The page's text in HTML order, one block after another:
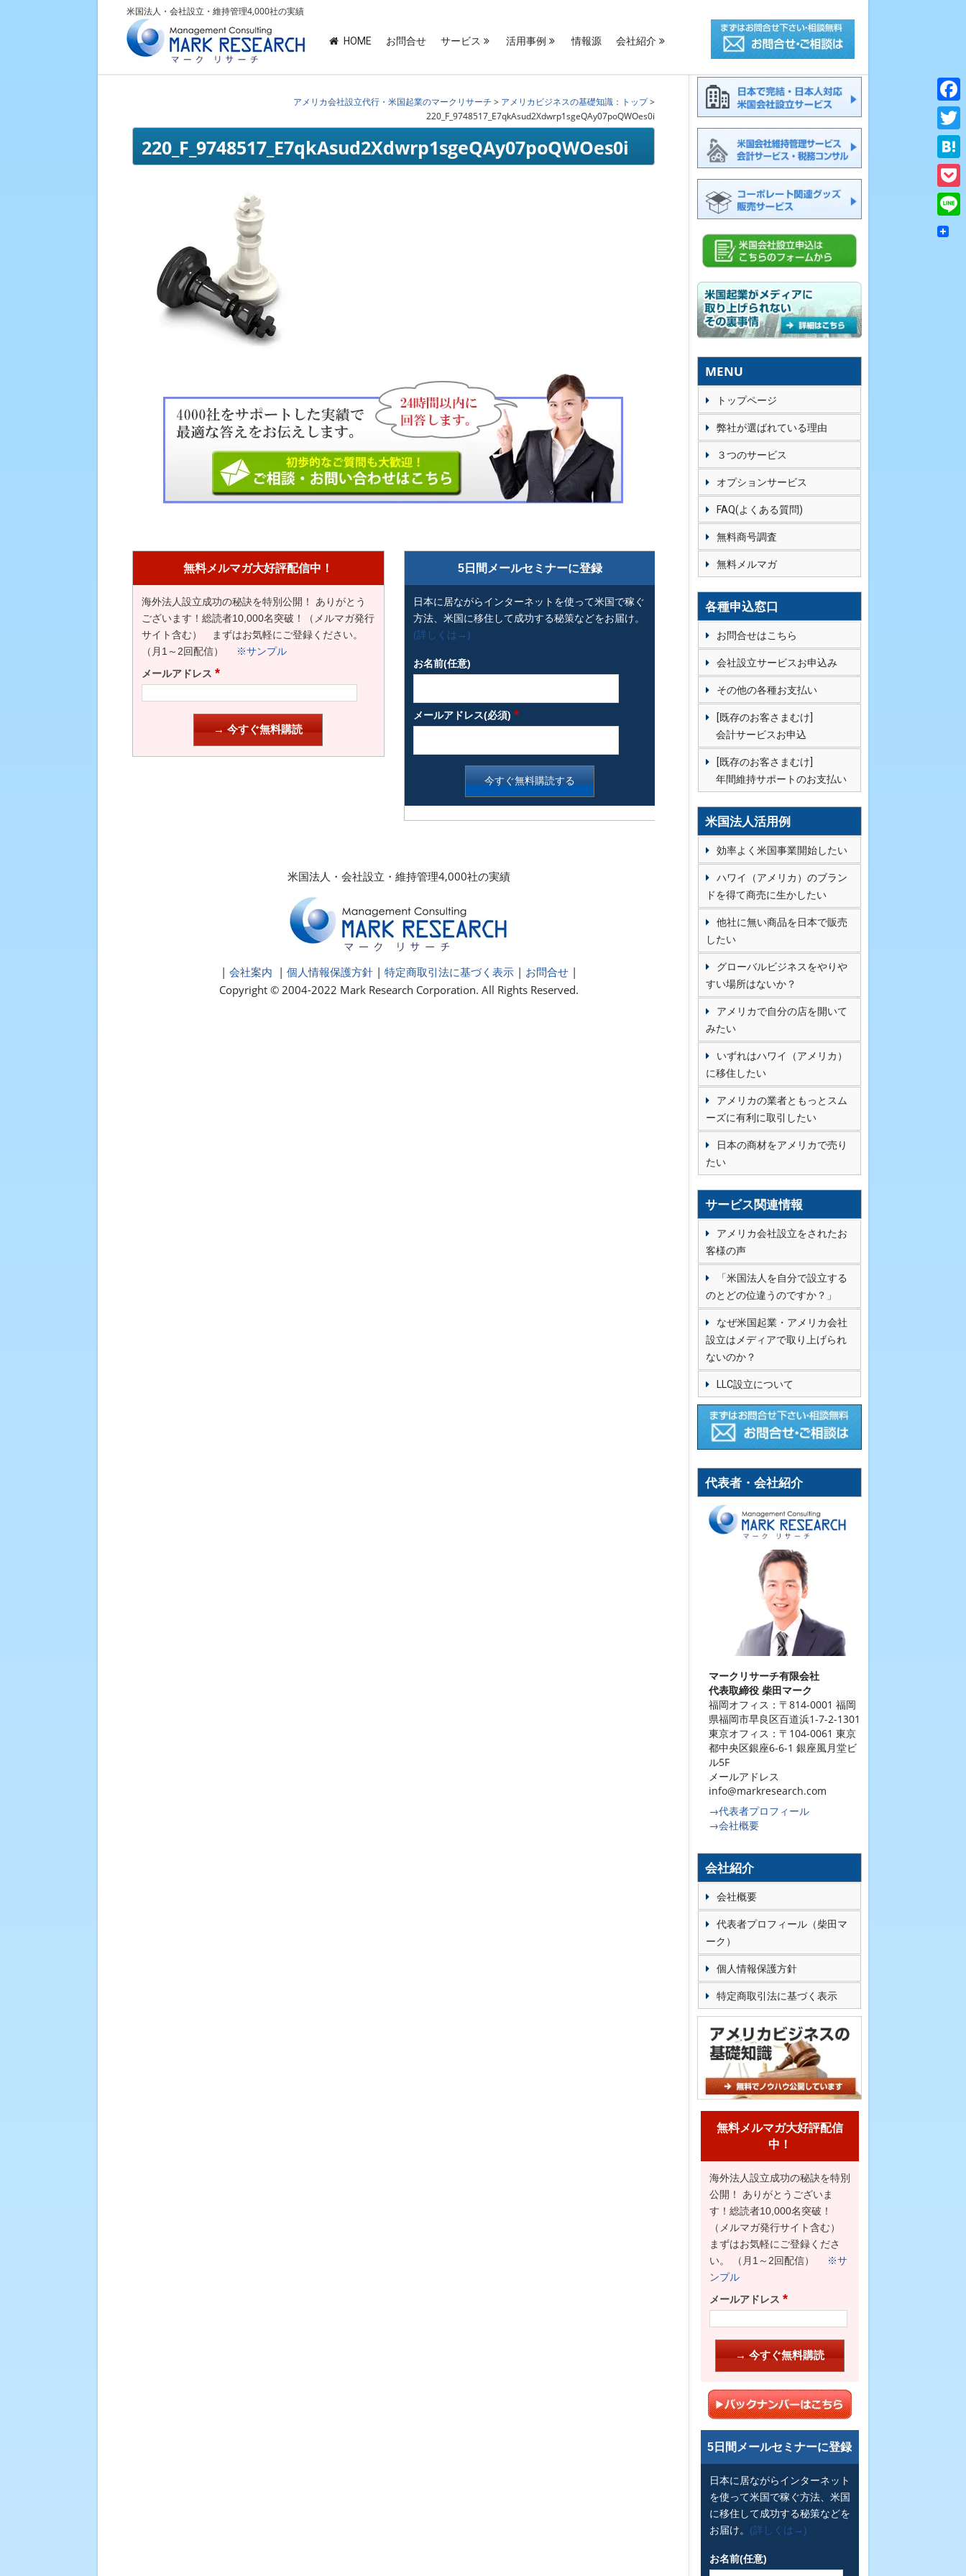
米国法人・会社設立・維持管理4,000社の実績
HOME お問合せ サービス 活用事例 情報源 会社紹介
アメリカ会社設立代行・米国起業のマークリサーチ > アメリカビジネスの基礎知識：トップ>
220_F_9748517_E7qkAsud2Xdwrp1sgeQAy07poQWOes0i
220_F_9748517_E7qkAsud2Xdwrp1sgeQAy07poQWOes0i
無料メルマガ大好評配信中！
海外法人設立成功の秘訣を特別公開！ ありがとう
ございます！総読者10,000名突破！（メルマガ発行
サイト含む） まずはお気軽にご登録ください。
（月1～2回配信）
※サンプル
メールアドレス *
5日間メールセミナーに登録
日本に居ながらインターネットを使って米国で稼ぐ
方法、米国に移住して成功する秘策などをお届け。
(詳しくは→)
お名前(任意)
メールアドレス(必須) *
米国法人・会社設立・維持管理4,000社の実績
|会社案内 | 個人情報保護方針 | 特定商取引法に基づく表示 | お問合せ |
Copyright © 2004-2022 Mark Research Corporation. All Rights Reserved.
MENU
トップページ
弊社が選ばれている理由
３つのサービス
オプションサービス
FAQ(よくある質問)
無料商号調査
無料メルマガ
各種申込窓口
お問合せはこちら
会社設立サービスお申込み
その他の各種お支払い
[既存のお客さまむけ]
会計サービスお申込
[既存のお客さまむけ]
年間維持サポートのお支払い
米国法人活用例
効率よく米国事業開始したい
ハワイ（アメリカ）のブラン
ドを得て商売に生かしたい
他社に無い商品を日本で販売
したい
グローバルビジネスをやりや
すい場所はないか？
アメリカで自分の店を開いて
みたい
いずれはハワイ（アメリカ）
に移住したい
アメリカの業者ともっとスム
ーズに有利に取引したい
日本の商材をアメリカで売り
たい
サービス関連情報
アメリカ会社設立をされたお
客様の声
「米国法人を自分で設立する
のとどの位違うのですか？」
なぜ米国起業・アメリカ会社
設立はメディアで取り上げられ
ないのか？
LLC設立について
代表者・会社紹介
マークリサーチ有限会社
代表取締役 柴田マーク
福岡オフィス：〒814-0001 福岡
県福岡市早良区百道浜1-7-2-1301
東京オフィス：〒104-0061 東京
都中央区銀座6-6-1 銀座風月堂ビ
ル5F
メールアドレス
info@markresearch.com
→代表者プロフィール
→会社概要
会社紹介
会社概要
代表者プロフィール（柴田マ
ーク）
個人情報保護方針
特定商取引法に基づく表示
無料メルマガ大好評配信
中！
海外法人設立成功の秘訣を特別
公開！ ありがとうございま
す！総読者10,000名突破！
（メルマガ発行サイト含む）
まずはお気軽にご登録くださ
い。 （月1～2回配信）
※サ
ンプル
メールアドレス *
5日間メールセミナーに登録
日本に居ながらインターネット
を使って米国で稼ぐ方法、米国
に移住して成功する秘策などを
お届け。 (詳しくは→)
お名前(任意)
Line